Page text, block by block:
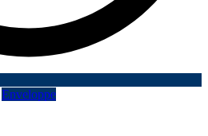
Enveloppe